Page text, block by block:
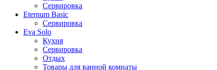
Сервировка
Eternum Basic
Сервировка
Eva Solo
Кухня
Сервировка
Отдых
Товары для ванной комнаты